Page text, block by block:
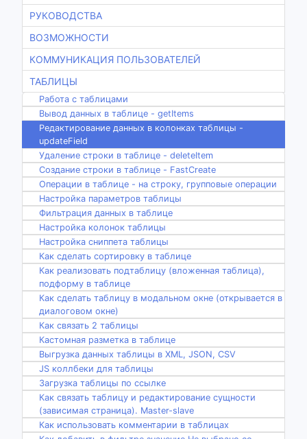
РУКОВОДСТВА
ВОЗМОЖНОСТИ
КОММУНИКАЦИЯ ПОЛЬЗОВАТЕЛЕЙ
ТАБЛИЦЫ
Работа с таблицами
Вывод данных в таблице - getItems
Редактирование данных в колонках таблицы -
updateField
Удаление строки в таблице - deleteItem
Создание строки в таблице - FastCreate
Операции в таблице - на строку, групповые операции
Настройка параметров таблицы
Фильтрация данных в таблице
Настройка колонок таблицы
Настройка сниппета таблицы
Как сделать сортировку в таблице
Как реализовать подтаблицу (вложенная таблица),
подформу в таблице
Как сделать таблицу в модальном окне (открывается в
диалоговом окне)
Как связать 2 таблицы
Кастомная разметка в таблице
Выгрузка данных таблицы в XML, JSON, CSV
JS коллбеки для таблицы
Загрузка таблицы по ссылке
Как связать таблицу и редактирование сущности
(зависимая страница). Master-slave
Как использовать комментарии в таблицах